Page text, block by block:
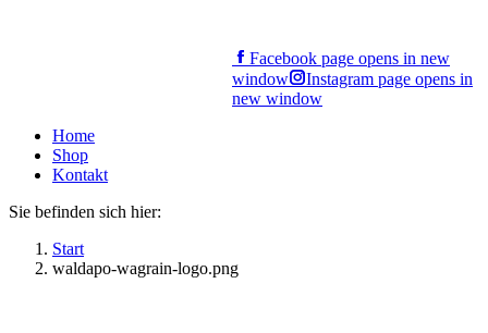
Facebook page opens in new
window
Instagram page opens in
new window
Home
Shop
Kontakt
Sie befinden sich hier:
Start
waldapo-wagrain-logo.png